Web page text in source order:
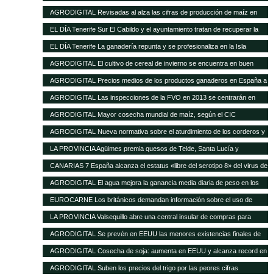
que los precios de los cereales según la FNSEA
AGRODIGITAL Revisadas al alza las cifras de producción de maíz en
Argentina
EL DÍA Tenerife Sur El Cabildo y el ayuntamiento tratan de recuperar la
quesería
EL DÍA Tenerife La ganadería repunta y se profesionaliza en la Isla
AGRODIGITAL El cultivo de cereal de invierno se encuentra en buen
estado a pesar de las menores precipitaciones caídas
AGRODIGITAL Precios medios de los productos ganaderos en España a
16 de enero de 2013
AGRODIGITAL Las inspecciones de la FVO en 2013 se centrarán en
seguridad alimentaria y bienestar en el transporte
AGRODIGITAL Mayor cosecha mundial de maíz, según el CIC
AGRODIGITAL Nueva normativa sobre el aturdimiento de los corderos y
cabritos
LA PROVINCIA Agüimes premia quesos de Telde, Santa Lucía y
Valsequillo en la cata insular
CANARIAS 7 España alcanza el estatus «libre del serotipo 8» del virus de
la lengua azul
AGRODIGITAL El agua mejora la ganancia media diaria de peso en los
terneros
EUROCARNE Los británicos demandan información sobre el uso de
transgénicos en la alimentación animal
LA PROVINCIA Valsequillo abre una central insular de compras para
abaratar productos agrícolas
AGRODIGITAL Se prevén en EEUU las menores existencias finales de
maíz de los últimos 17 años
AGRODIGITAL Cosecha de soja: aumenta en EEUU y alcanza record en
Brasil
AGRODIGITAL Suben los precios del trigo por las peores cifras